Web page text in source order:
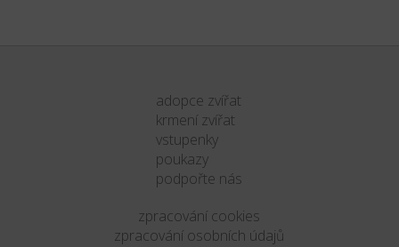
adopce zvířat
krmení zvířat
vstupenky
poukazy
podpořte nás
zpracování cookies
zpracování osobních údajů